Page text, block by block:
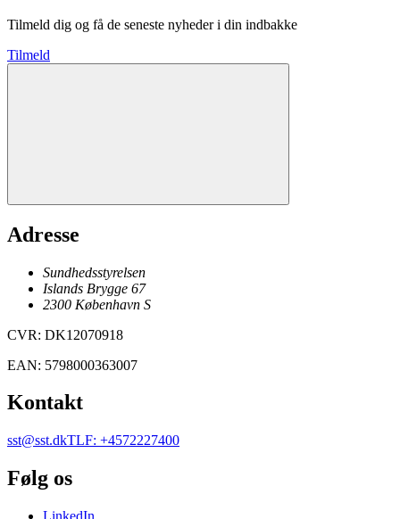
Tilmeld dig og få de seneste nyheder i din indbakke
Tilmeld
Adresse
Sundhedsstyrelsen
Islands Brygge 67
2300 København S
CVR: DK12070918
EAN: 5798000363007
Kontakt
sst@sst.dkTLF: +4572227400
Følg os